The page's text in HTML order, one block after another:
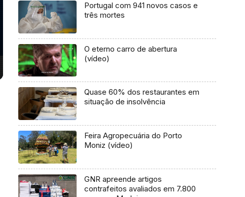
Portugal com 941 novos casos e
três mortes
O eterno carro de abertura
(vídeo)
Quase 60% dos restaurantes em
situação de insolvência
Feira Agropecuária do Porto
Moniz (vídeo)
GNR apreende artigos
contrafeitos avaliados em 7.800